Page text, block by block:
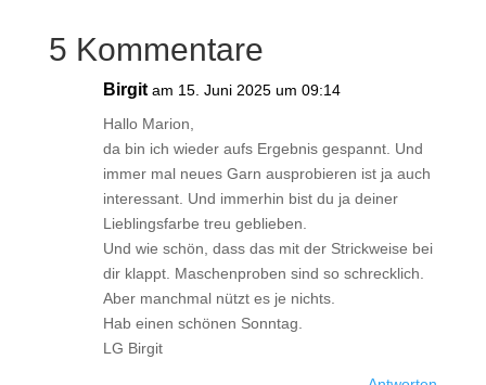
5 Kommentare
Birgit am 15. Juni 2025 um 09:14
Hallo Marion,
da bin ich wieder aufs Ergebnis gespannt. Und
immer mal neues Garn ausprobieren ist ja auch
interessant. Und immerhin bist du ja deiner
Lieblingsfarbe treu geblieben.
Und wie schön, dass das mit der Strickweise bei
dir klappt. Maschenproben sind so schrecklich.
Aber manchmal nützt es je nichts.
Hab einen schönen Sonntag.
LG Birgit